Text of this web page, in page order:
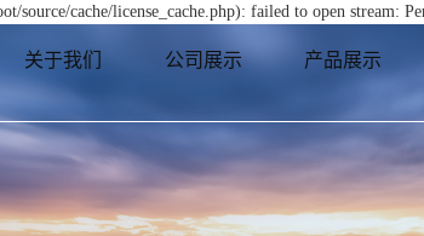
source/cache/license_cache.php): failed to open stream:
关于我们 公司展示 产品展示